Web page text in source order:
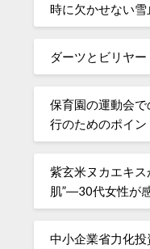
時に欠かせない
ダーツとビリヤ
保育園の運動会
行のためのポイン
紫玄米ヌカエキ
肌”―30代女性が
中小企業省力化